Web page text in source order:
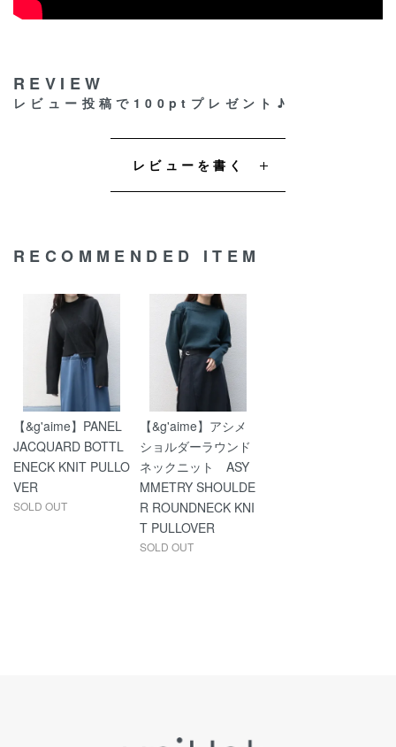
REVIEW
レビュー投稿で100ptプレゼント♪
レビューを書く
RECOMMENDED ITEM
【&g'aime】PANEL
JACQUARD BOTTL
ENECK KNIT PULLO
VER
SOLD OUT
【&g'aime】アシメ
ショルダーラウンド
ネックニット ASY
MMETRY SHOULDE
R ROUNDNECK KNI
T PULLOVER
SOLD OUT